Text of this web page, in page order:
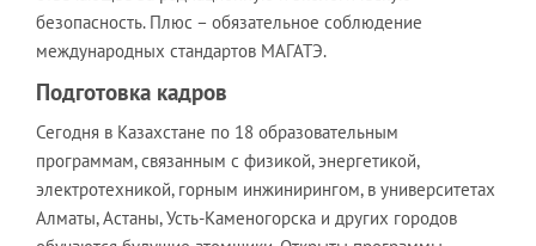
безопасность. Плюс – обязательное соблюдение
международных стандартов МАГАТЭ.
Подготовка кадров
Сегодня в Казахстане по 18 образовательным
программам, связанным с физикой, энергетикой,
электротехникой, горным инжинирингом, в университетах
Алматы, Астаны, Усть-Каменогорска и других городов